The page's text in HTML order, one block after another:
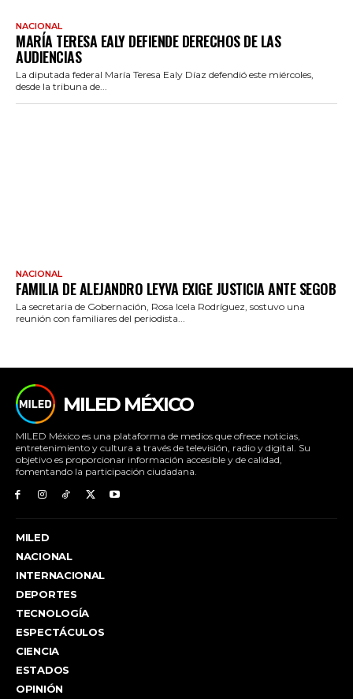
NACIONAL
MARÍA TERESA EALY DEFIENDE DERECHOS DE LAS
AUDIENCIAS
La diputada federal María Teresa Ealy Díaz defendió este miércoles,
desde la tribuna de...
NACIONAL
FAMILIA DE ALEJANDRO LEYVA EXIGE JUSTICIA ANTE SEGOB
La secretaria de Gobernación, Rosa Icela Rodríguez, sostuvo una
reunión con familiares del periodista...
MILED MÉXICO
MILED México es una plataforma de medios que ofrece noticias,
entretenimiento y cultura a través de televisión, radio y digital. Su
objetivo es proporcionar información accesible y de calidad,
fomentando la participación ciudadana.
MILED
NACIONAL
INTERNACIONAL
DEPORTES
TECNOLOGÍA
ESPECTÁCULOS
CIENCIA
ESTADOS
OPINIÓN